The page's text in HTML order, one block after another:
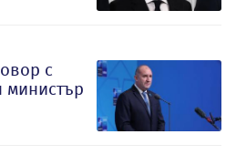
с
министър